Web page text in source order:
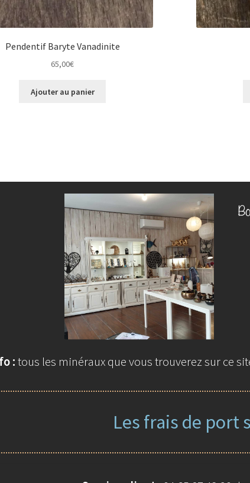
Pendentif Baryte Vanadinite
65,00€
Ajouter au panier
:tous les minéraux que vous trouverez sur ce
Les frais de port